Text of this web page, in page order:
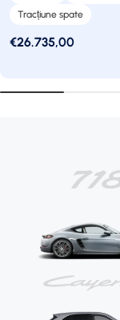
Tracțiune spate
Preț
€26.735,00